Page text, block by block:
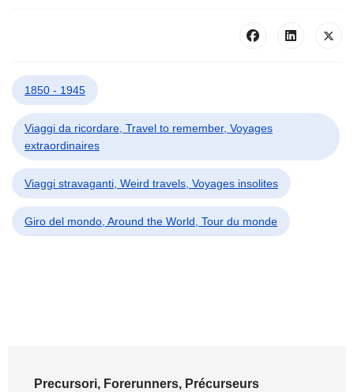
1850 - 1945
Viaggi da ricordare, Travel to remember, Voyages
extraordinaires
Viaggi stravaganti, Weird travels, Voyages insolites
Giro del mondo, Around the World, Tour du monde
Precursori, Forerunners, Précurseurs